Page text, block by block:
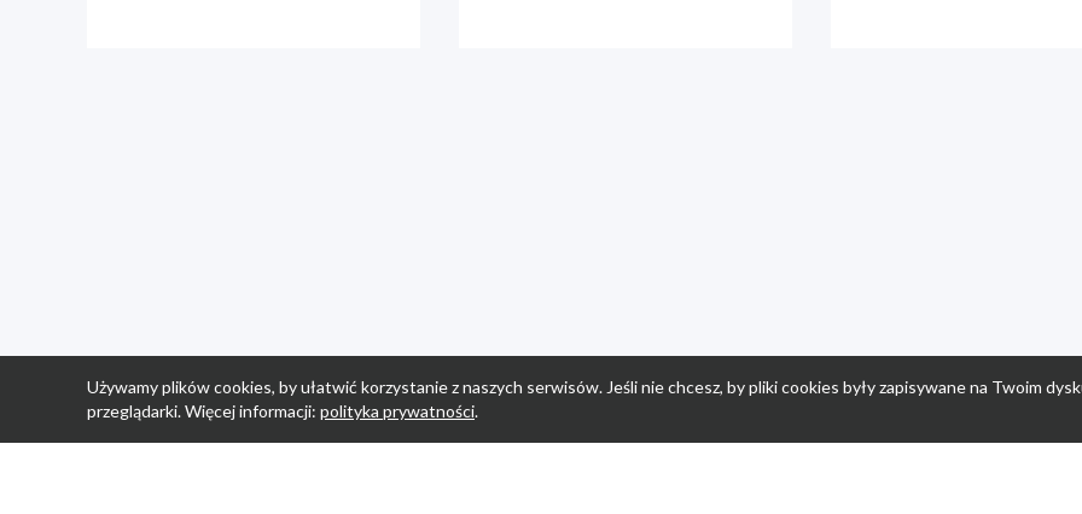
Używamy plików cookies, by ułatwić korzystanie z naszych serwisów. Jeśli nie chcesz, by pliki cookies były zapisywane na Twoim
przeglądarki. Więcej informacji: polityka prywatności.